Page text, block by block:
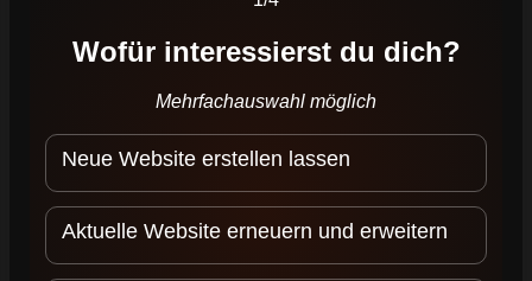
Wofür interessierst du dich?
Mehrfachauswahl möglich
Neue Website erstellen lassen
Aktuelle Website erneuern und erweitern